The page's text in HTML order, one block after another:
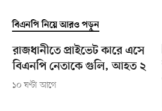
বিএনপি নিয়ে আরও পড়ুন
রাজধানীতে প্রাইভেট কারে এসে
বিএনপি নেতাকে গুলি, আহত ২
১০ ঘণ্টা আগে